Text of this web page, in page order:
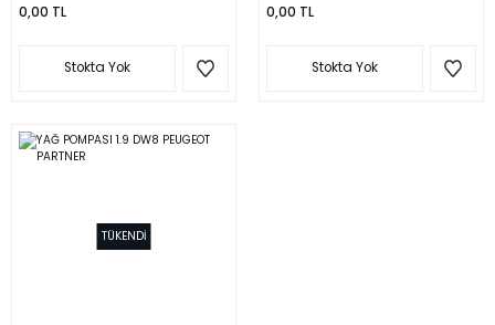
0,00 TL
Stokta Yok
0,00 TL
Stokta Yok
TÜKENDİ